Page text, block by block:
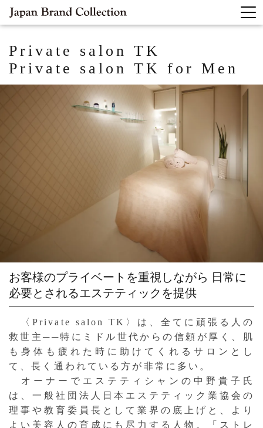
Private salon TK
Private salon TK for Men
お客様のプライベートを重視しながら 日常に
必要とされるエステティックを提供
〈Private salon TK〉は、全てに頑張る人の
救世主──特にミドル世代からの信頼が厚く、肌
も身体も疲れた時に助けてくれるサロンとし
て、長く通われている方が非常に多い。
オーナーでエステティシャンの中野貴子氏
は、一般社団法人日本エステティック業協会の
理事や教育委員長として業界の底上げと、より
よい美容人の育成にも尽力する人物。「ストレ